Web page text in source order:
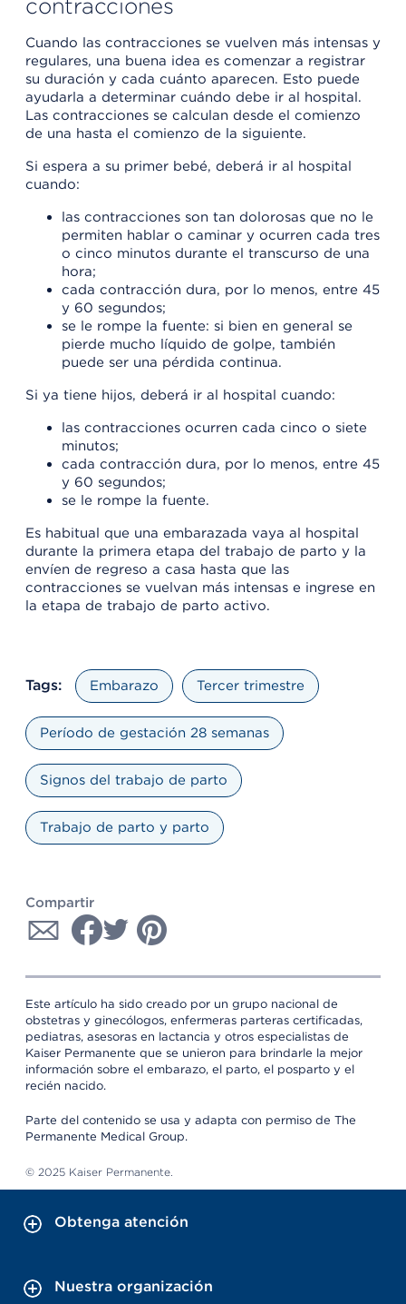
contracciones
Cuando las contracciones se vuelven más intensas y
regulares, una buena idea es comenzar a registrar
su duración y cada cuánto aparecen. Esto puede
ayudarla a determinar cuándo debe ir al hospital.
Las contracciones se calculan desde el comienzo
de una hasta el comienzo de la siguiente.
Si espera a su primer bebé, deberá ir al hospital
cuando:
las contracciones son tan dolorosas que no le
permiten hablar o caminar y ocurren cada tres
o cinco minutos durante el transcurso de una
hora;
cada contracción dura, por lo menos, entre 45
y 60 segundos;
se le rompe la fuente: si bien en general se
pierde mucho líquido de golpe, también
puede ser una pérdida continua.
Si ya tiene hijos, deberá ir al hospital cuando:
las contracciones ocurren cada cinco o siete
minutos;
cada contracción dura, por lo menos, entre 45
y 60 segundos;
se le rompe la fuente.
Es habitual que una embarazada vaya al hospital
durante la primera etapa del trabajo de parto y la
envíen de regreso a casa hasta que las
contracciones se vuelvan más intensas e ingrese en
la etapa de trabajo de parto activo.
Tags: Embarazo Tercer trimestre
Período de gestación 28 semanas
Signos del trabajo de parto
Trabajo de parto y parto
Compartir
Este artículo ha sido creado por un grupo nacional de
obstetras y ginecólogos, enfermeras parteras certificadas,
pediatras, asesoras en lactancia y otros especialistas de
Kaiser Permanente que se unieron para brindarle la mejor
información sobre el embarazo, el parto, el posparto y el
recién nacido.
Parte del contenido se usa y adapta con permiso de The
Permanente Medical Group.
© 2025 Kaiser Permanente.
Obtenga atención
Nuestra organización